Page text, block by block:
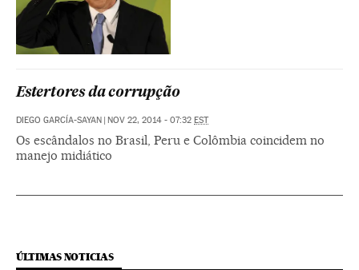
Estertores da corrupção
DIEGO GARCÍA-SAYAN | NOV 22, 2014 - 07:32 EST
Os escândalos no Brasil, Peru e Colômbia coincidem no
manejo midiático
ÚLTIMAS NOTICIAS